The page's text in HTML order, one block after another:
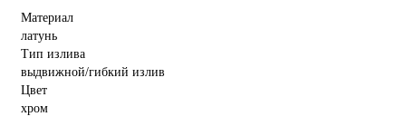
Материал
латунь
Тип излива
выдвижной/гибкий излив
Цвет
хром